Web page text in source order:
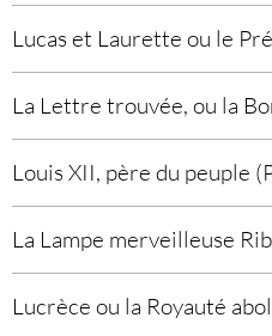
Lucas et Laurette ou le
La Lettre trouvée, ou la
Louis XII, père du peuple
La Lampe merveilleuse
Lucrèce ou la Royauté